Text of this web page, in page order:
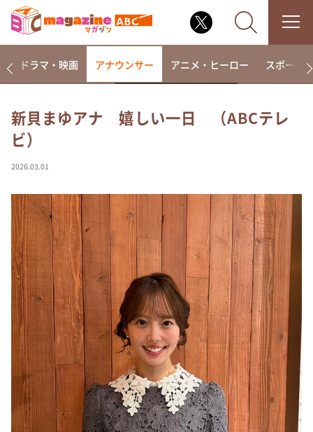
相席食堂
～人生密着トークバラエティ！～ やすとものいたっ
て真剣です
探偵！ナイトスクープ
news おかえり
河合＆A.B.C-Z塚田×福井アナ「なんでやねん！？」
（news おかえり）
DAIGOも台所 ～きょうの献立 何にする？～
本日はダイアンなり！シーズン２
朝だ！生です旅サラダ
教えて！ニュースライブ 正義のミカタ
ＬＩＦＥ～夢のカタチ～
ドラマ・映画 アナウンサー アニメ・ヒーロー スポーツ
新貝まゆアナ 嬉しい一日 （ABCテレ
ビ）
2026.03.01